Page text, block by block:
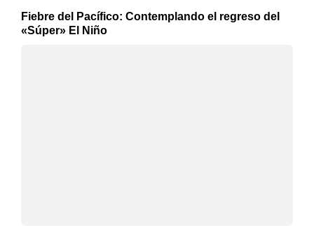
Fiebre del Pacífico: Contemplando el regreso del
«Súper» El Niño